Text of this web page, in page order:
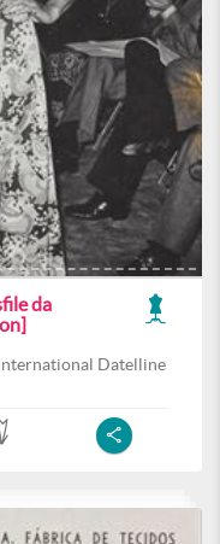
da
Datelline